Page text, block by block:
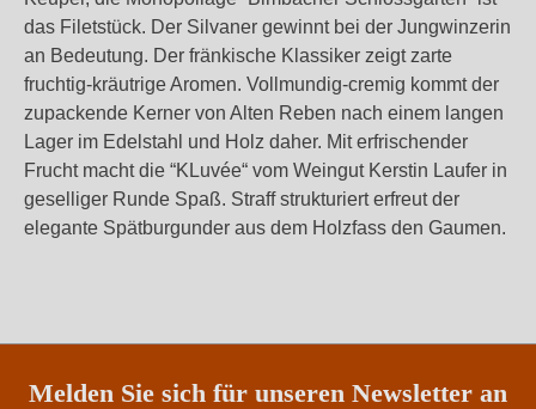
das Filetstück. Der Silvaner gewinnt bei der Jungwinzerin
an Bedeutung. Der fränkische Klassiker zeigt zarte
fruchtig-kräutrige Aromen. Vollmundig-cremig kommt der
zupackende Kerner von Alten Reben nach einem langen
Lager im Edelstahl und Holz daher. Mit erfrischender
Frucht macht die “KLuvée“ vom Weingut Kerstin Laufer in
geselliger Runde Spaß. Straff strukturiert erfreut der
elegante Spätburgunder aus dem Holzfass den Gaumen.
Melden Sie sich für unseren Newsletter an